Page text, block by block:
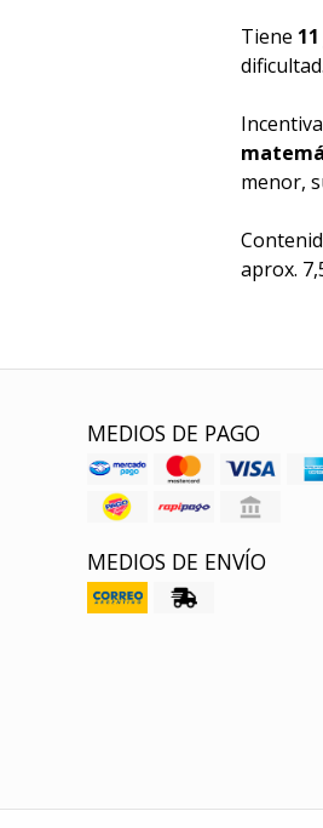
Tiene
dificultad.
menor,
aprox.
MEDIOS DE PAGO
MEDIOS DE ENVÍO